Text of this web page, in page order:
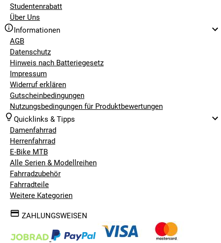
Studentenrabatt
Über Uns
Informationen
AGB
Datenschutz
Hinweis nach Batteriegesetz
Impressum
Widerruf erklären
Gutscheinbedingungen
Nutzungsbedingungen für Produktbewertungen
Quicklinks & Tipps
Damenfahrrad
Herrenfahrrad
E-Bike MTB
Alle Serien & Modellreihen
Fahrradzubehör
Fahrradteile
Weitere Kategorien
ZAHLUNGSWEISEN